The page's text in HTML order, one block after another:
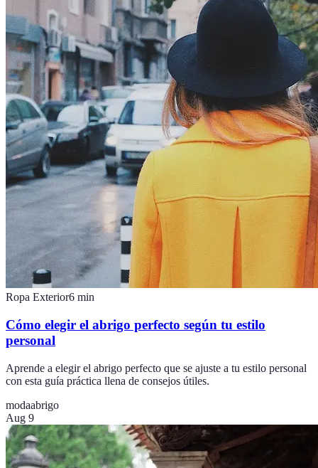
Ropa Exterior6 min
Cómo elegir el abrigo perfecto según tu estilo
personal
Aprende a elegir el abrigo perfecto que se ajuste a tu estilo personal
con esta guía práctica llena de consejos útiles.
modaabrigo
Aug 9